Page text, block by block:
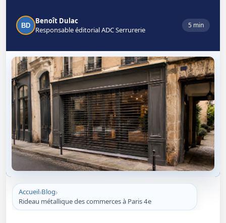
BD
Benoît Dulac
Responsable éditorial ADC Serrurerie
5 min
Accueil Blog
Rideau métallique des commerces à Paris 4e